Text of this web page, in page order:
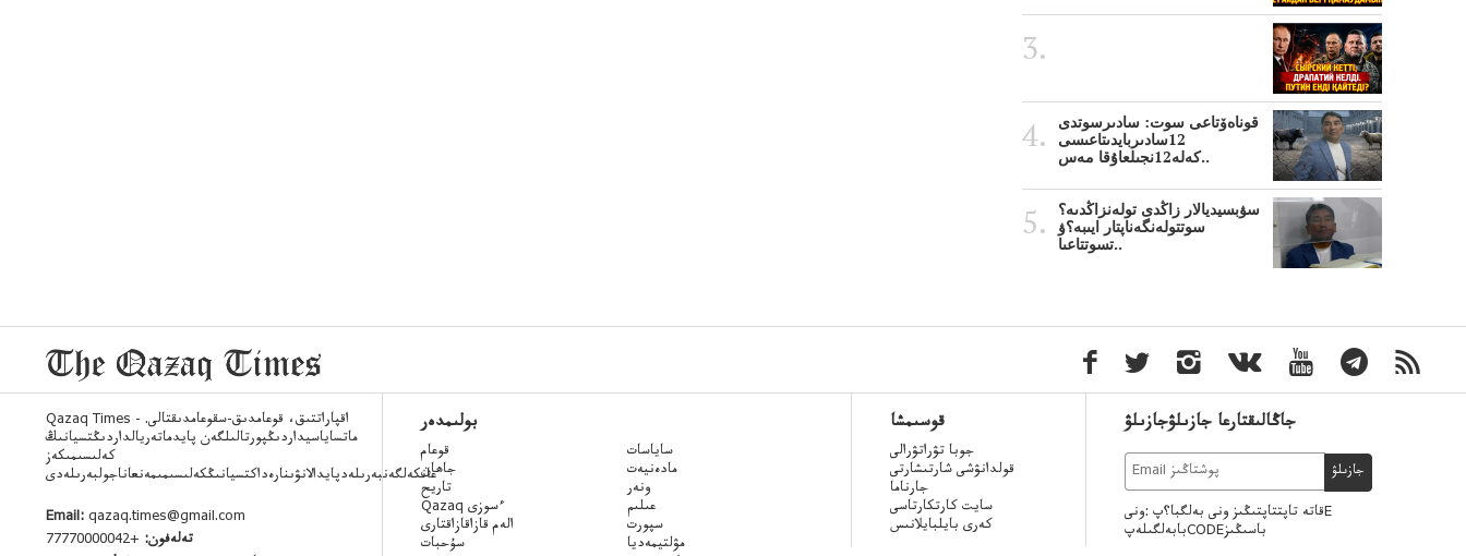
قوناەۆتاعى سوت: سادىرسوتدى
12سادىربايدىتاعىسى
كەلە12نجىلعاۇقا مەس..
سۋبسيديالار زاڭدى تولەنزاڭدىە؟
سوتتولەنگەناپتار ايىبە؟ۋ
تسوتتاعىا..
Qazaq Times - اقپاراتتىق، قوعامدىق-سقوعامدىقتالى.
ماتساياسيداردىڭپورتالىلگەن پايدماتەريالداردىڭتسيانىڭ
كەلىسىمىكەز
عانكەلگەنبەرىلەدپايدالانۋىنارەداكتسيانىڭكەلىسىمىمەنعاناجولبەرىلەدى
Email: qazaq.times@gmail.com
تەلەفون: +77770000042
بولىمدەر
قوعام
جاھان
تاريح
Qazaq ءسوزى
الەم قازاقازاقتارى
سۇحبات
ساياسات
مادەنيەت
ونەر
عىلىم
سپورت
مۋلتيمەديا
قوسىمشا
جوبا تۋراتۋرالى
قولدانۋشى شارتىشارتى
جارناما
سايت كارتكارتاسى
كەرى بايلبايلانىس
جاڭالىقتارعا جازىلۋجازىلۋ
جازىلۋ
قاتە تاپتتاپتىڭىز ونى بەلگبا؟پ :ونىE
بابەلگىلەپCODEباسىڭىز